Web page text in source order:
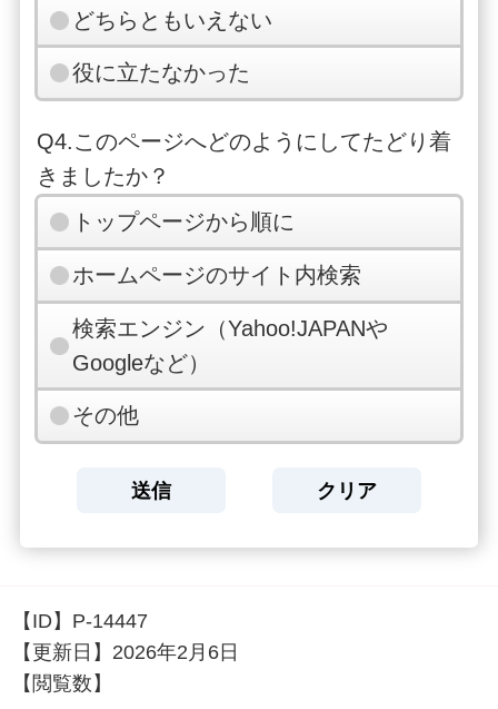
どちらともいえない
役に立たなかった
Q4.このページへどのようにしてたどり着
きましたか？
トップページから順に
ホームページのサイト内検索
検索エンジン（Yahoo!JAPANや
Googleなど）
その他
【ID】 P-14447
【更新日】 2026年2月6日
【閲覧数】